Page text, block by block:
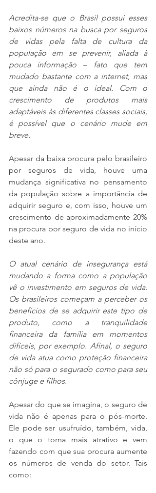
Acredita-se que o Brasil possui esses
baixos números na busca por seguros
de vidas pela falta de cultura da
população em se prevenir, aliada à
pouca informação – fato que tem
mudado bastante com a internet, mas
que ainda não é o ideal. Com o
crescimento de produtos mais
adaptáveis às diferentes classes sociais,
é possível que o cenário mude em
breve.
Apesar da baixa procura pelo brasileiro
por seguros de vida, houve uma
mudança significativa no pensamento
da população sobre a importância de
adquirir seguro e, com isso, houve um
crescimento de aproximadamente 20%
na procura por seguro de vida no início
deste ano.
O atual cenário de insegurança está
mudando a forma como a população
vê o investimento em seguros de vida.
Os brasileiros começam a perceber os
benefícios de se adquirir este tipo de
produto, como a tranquilidade
financeira da família em momentos
difíceis, por exemplo. Afinal, o seguro
de vida atua como proteção financeira
não só para o segurado como para seu
cônjuge e filhos.
Apesar do que se imagina, o seguro de
vida não é apenas para o pós-morte.
Ele pode ser usufruído, também, vida,
o que o torna mais atrativo e vem
fazendo com que sua procura aumente
os números de venda do setor. Tais
como: